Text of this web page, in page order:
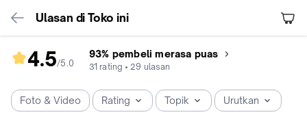
Ulasan di Toko ini
4.5/5.0
rating
4.5
dari
93% pembeli merasa puas
31 rating • 29 ulasan
Foto & Video Rating Topik Urutkan